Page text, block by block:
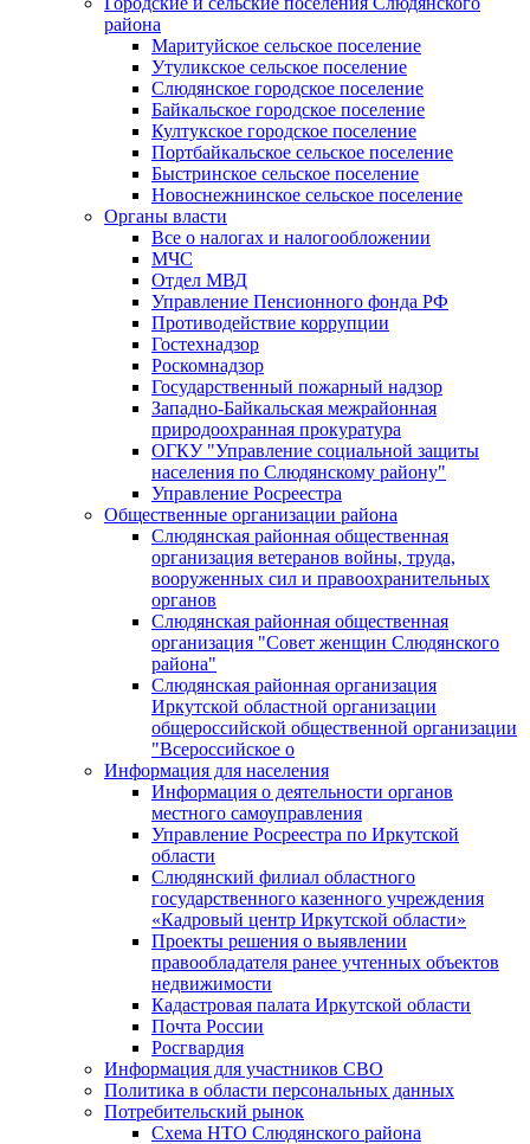
района
Маритуйское сельское поселение
Утуликское сельское поселение
Слюдянское городское поселение
Байкальское городское поселение
Култукское городское поселение
Портбайкальское сельское поселение
Быстринское сельское поселение
Новоснежнинское сельское поселение
Органы власти
Все о налогах и налогообложении
МЧС
Отдел МВД
Управление Пенсионного фонда РФ
Противодействие коррупции
Гостехнадзор
Роскомнадзор
Государственный пожарный надзор
Западно-Байкальская межрайонная
природоохранная прокуратура
ОГКУ "Управление социальной защиты
населения по Слюдянскому району"
Управление Росреестра
Общественные организации района
Слюдянская районная общественная
организация ветеранов войны, труда,
вооруженных сил и правоохранительных
органов
Слюдянская районная общественная
организация "Совет женщин Слюдянского
района"
Слюдянская районная организация
Иркутской областной организации
общероссийской общественной организации
"Всероссийское о
Информация для населения
Информация о деятельности органов
местного самоуправления
Управление Росреестра по Иркутской
области
Слюдянский филиал областного
государственного казенного учреждения
«Кадровый центр Иркутской области»
Проекты решения о выявлении
правообладателя ранее учтенных объектов
недвижимости
Кадастровая палата Иркутской области
Почта России
Росгвардия
Информация для участников СВО
Политика в области персональных данных
Потребительский рынок
Схема НТО Слюдянского района